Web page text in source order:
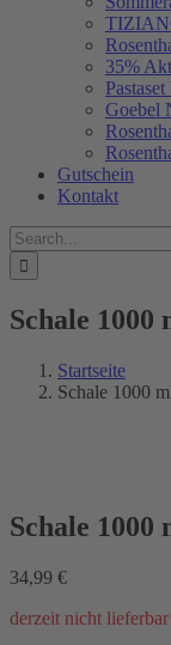
35%
Goebel
Gutschein
Kontakt
Suche
nach:
Schale 1000
Startseite
Schale 1000
Schale 1000
34,99 €
derzeit nicht lieferbar